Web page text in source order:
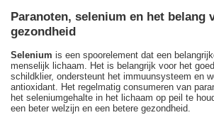
Paranoten, selenium en het belang
gezondheid
Selenium is een spoorelement dat een
menselijk lichaam. Het is belangrijk voor het
schildklier, ondersteunt het immuunsysteem en
antioxidant. Het regelmatig consumeren van
het seleniumgehalte in het lichaam op peil te
een beter welzijn en een betere gezondheid.